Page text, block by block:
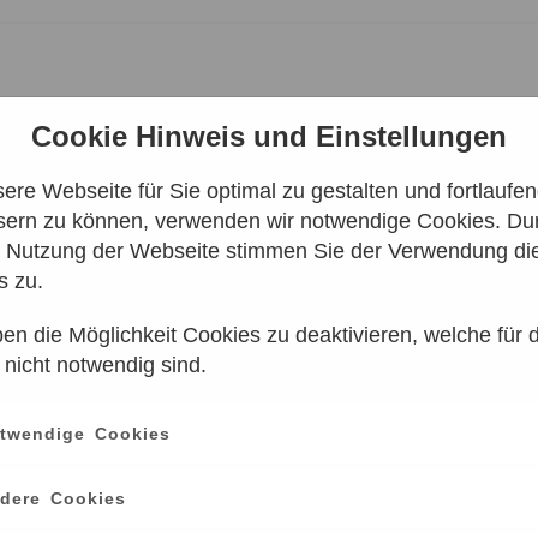
Cookie Hinweis und Einstellungen
Webseite für Sie optimal zu gestalten und
zu können, verwenden wir notwendige Cookies.
Nutzung der Webseite stimmen Sie der Verwendung
zu.
die Möglichkeit Cookies zu deaktivieren, welche für
notwendig sind.
Cookies
Cookies
| ZEISS-
anderen Zeitraum aus. Klicken Sie Bitte dazu